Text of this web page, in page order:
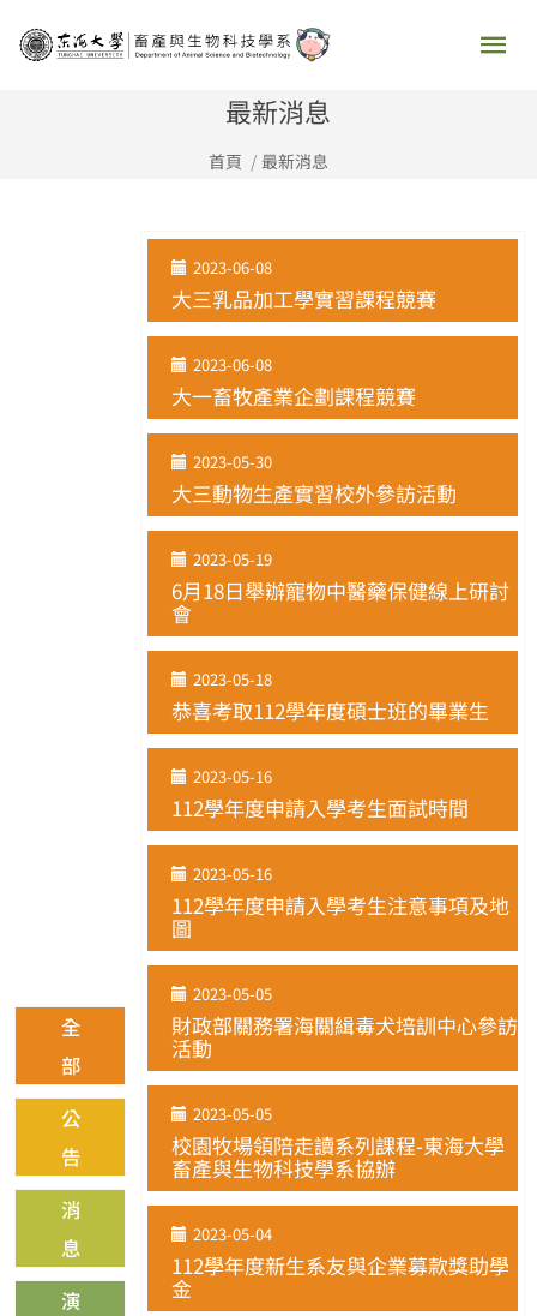
主
最新消息
首頁 最新消息
全
部
公
告
消
息
演
2023-06-08
大三乳品加工學實習課程競賽
2023-06-08
大一畜牧產業企劃課程競賽
2023-05-30
大三動物生產實習校外參訪活動
2023-05-19
6月18日舉辦寵物中醫藥保健線上研討
會
2023-05-18
恭喜考取112學年度碩士班的畢業生
2023-05-16
112學年度申請入學考生面試時間
2023-05-16
112學年度申請入學考生注意事項及地
圖
2023-05-05
財政部關務署海關緝毒犬培訓中心參訪
活動
2023-05-05
校園牧場領陪走讀系列課程-東海大學
畜產與生物科技學系協辦
2023-05-04
112學年度新生系友與企業募款獎助學
金